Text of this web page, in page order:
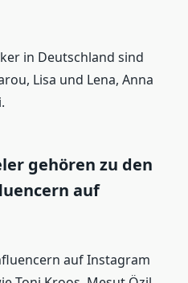
in Deutschland sind
Lisa und Lena, Anna
gehören zu den
auf
auf Instagram